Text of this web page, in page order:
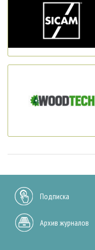
Подписка
Архив журналов